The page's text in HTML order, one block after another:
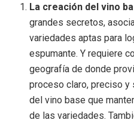
La creación del vino
grandes secretos,
variedades aptas para
espumante. Y requiere
geografía de donde
proceso claro, preciso y
del vino base que
de las variedades.